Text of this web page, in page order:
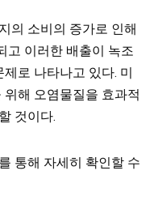
의 소비의 증가로 인해
고 이러한 배출이 녹조
로 나타나고 있다. 미
해 오염물질을 효과적
것이다.
통해 자세히 확인할 수